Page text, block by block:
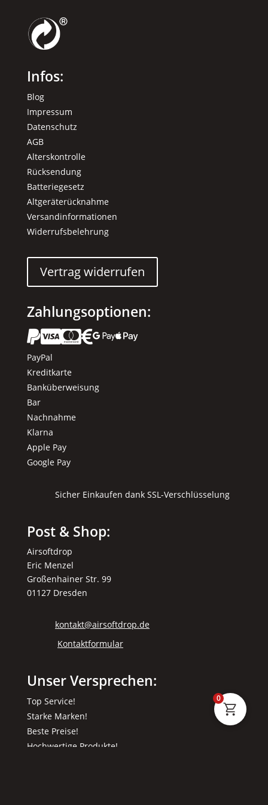
Infos:
Blog
Impressum
Datenschutz
AGB
Alterskontrolle
Rücksendung
Batteriegesetz
Altgeräterücknahme
Versandinformationen
Widerrufsbelehrung
Vertrag widerrufen
Zahlungsoptionen:
 
PayPal
Kreditkarte
Banküberweisung
Bar
Nachnahme
Klarna
Apple Pay
Google Pay
Sicher Einkaufen dank SSL-Verschlüsselung
Post & Shop:
Airsoftdrop
Eric Menzel
Großenhainer Str. 99
01127 Dresden
kontakt@airsoftdrop.de
Kontaktformular
Unser Versprechen:
Top Service!
Starke Marken!
Beste Preise!
Hochwertige Produkte!
0